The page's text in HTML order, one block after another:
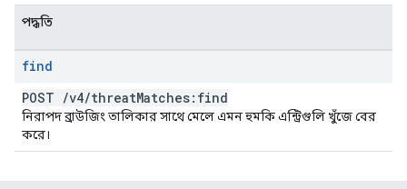
পদ্ধতি
find
POST /v4/threatMatches:find
নিরাপদ ব্রাউজিং তালিকার সাথে মেলে এমন হুমকি এন্ট্রিগুলি খুঁজে বের
করে।